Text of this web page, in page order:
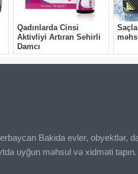
Bakida evler, obyektlər,
uyğun məhsul və xidməti